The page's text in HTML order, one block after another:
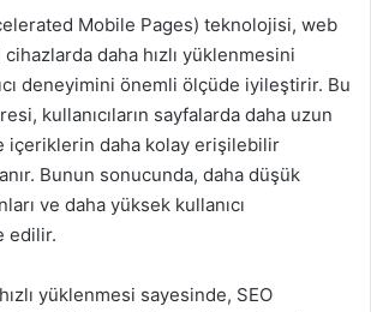
Mobile Pages) teknolojisi, web
cihazlarda daha hızlı yüklenmesini
deneyimini önemli ölçüde iyileştirir. Bu
kullanıcıların sayfalarda daha uzun
içeriklerin daha kolay erişilebilir
Bunun sonucunda, daha düşük
ve daha yüksek kullanıcı
edilir.
yüklenmesi sayesinde, SEO